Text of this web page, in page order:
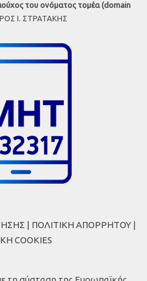
του ονόματος τομέα (domain
Ι. ΣΤΡΑΤΑΚΗΣ
| ΠΟΛΙΤΙΚΗ ΑΠΟΡΡΗΤΟΥ |
COOKIES